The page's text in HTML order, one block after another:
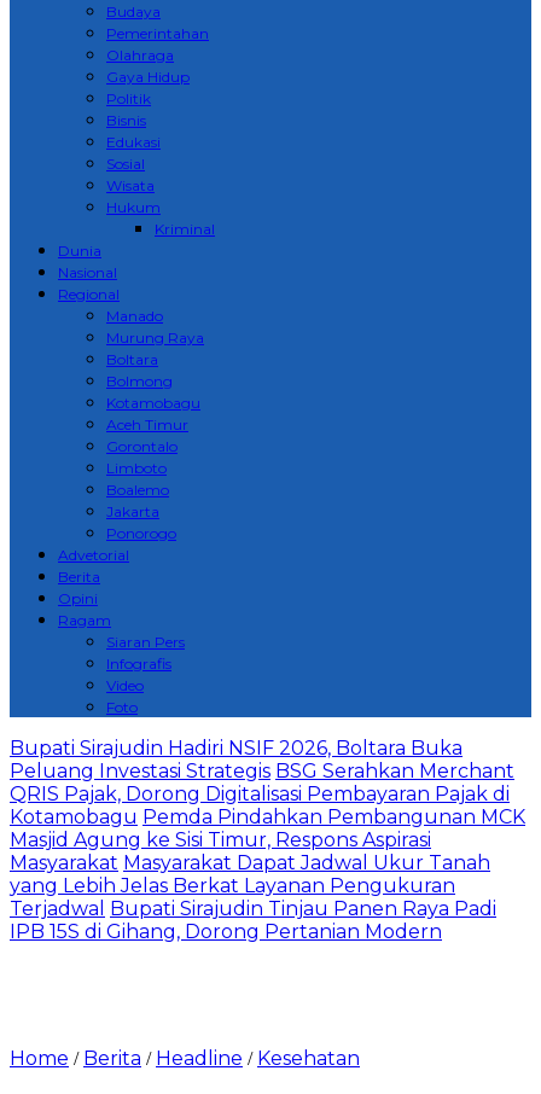
Budaya
Pemerintahan
Olahraga
Gaya Hidup
Politik
Bisnis
Edukasi
Sosial
Wisata
Hukum
Kriminal
Dunia
Nasional
Regional
Manado
Murung Raya
Boltara
Bolmong
Kotamobagu
Aceh Timur
Gorontalo
Limboto
Boalemo
Jakarta
Ponorogo
Advetorial
Berita
Opini
Ragam
Siaran Pers
Infografis
Video
Foto
Bupati Sirajudin Hadiri NSIF 2026, Boltara Buka
Peluang Investasi Strategis ‎BSG Serahkan Merchant
QRIS Pajak, Dorong Digitalisasi Pembayaran Pajak di
Kotamobagu Pemda Pindahkan Pembangunan MCK
Masjid Agung ke Sisi Timur, Respons Aspirasi
Masyarakat Masyarakat Dapat Jadwal Ukur Tanah
yang Lebih Jelas Berkat Layanan Pengukuran
Terjadwal Bupati Sirajudin Tinjau Panen Raya Padi
IPB 15S di Gihang, Dorong Pertanian Modern
Home / Berita / Headline / Kesehatan